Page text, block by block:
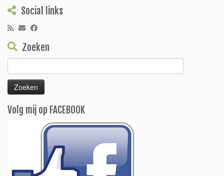
Social links
Zoeken
naar:
Volg mij op FACEBOOK